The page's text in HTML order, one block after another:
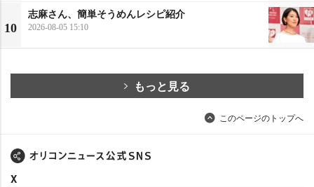
10
志麻さん、簡単そうめんレシピ紹介
2026-08-05 15:10
もっと見る
このページのトップへ
X